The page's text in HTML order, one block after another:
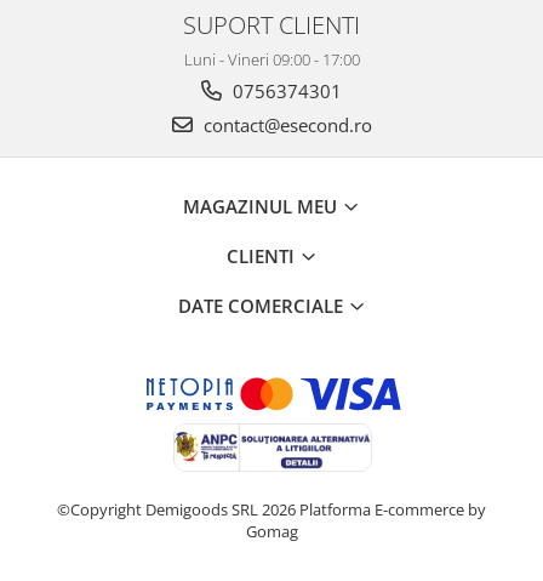
Retelistica & Supraveghere
Servere, Componente & UPS
Sport & Activitati in aer liber
Sporturi de interior
Aparate Foto & Accesorii
Camere video si sport
SUPORT CLIENTI
Luni - Vineri 09:00 - 17:00
0756374301
contact@esecond.ro
MAGAZINUL MEU
CLIENTI
DATE COMERCIALE
©Copyright Demigoods SRL 2026 Platforma E-commerce by
Gomag